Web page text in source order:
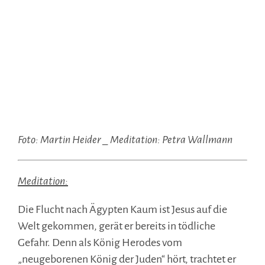
Foto: Martin Heider _ Meditation: Petra Wallmann
Meditation:
Die Flucht nach Ägypten Kaum ist Jesus auf die
Welt gekommen, gerät er bereits in tödliche
Gefahr. Denn als König Herodes vom
„neugeborenen König der Juden“ hört, trachtet er